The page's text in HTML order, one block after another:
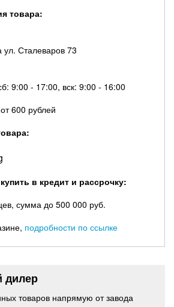
товара:
ул. Сталеваров 73
9:00 - 17:00, вск: 9:00 - 16:00
600 рублей
в кредит и рассрочку:
сумма до 500 000 руб.
подробности по ссылке
товаров напрямую от завода